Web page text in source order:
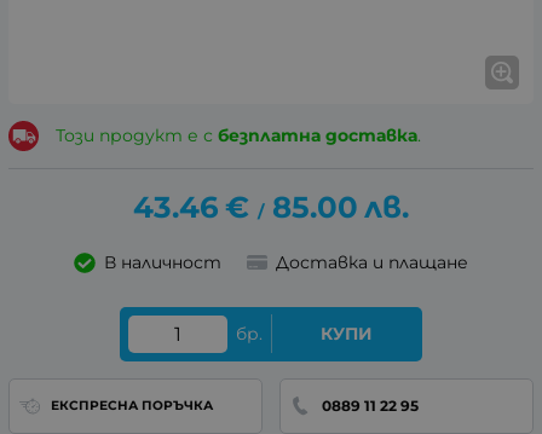
Този продукт е с безплатна доставка.
43.46 € / 85.00 лв.
В наличност Доставка и плащане
бр. КУПИ
ЕКСПРЕСНА ПОРЪЧКА 0889 11 22 95